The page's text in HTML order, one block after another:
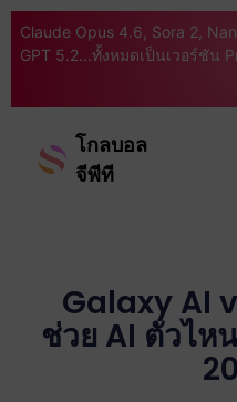
Claude Opus 4.6, Sora 2,
GPT 5.2...ทั้งหมดเป็นเวอร์ชัน
โกลบอล
จีพีที
Galaxy AI
ช่วย AI ตัวไ